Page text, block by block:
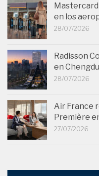
en los
28/07/2026
Radisson
en Chengdu
28/07/2026
Air France
Première
27/07/2026